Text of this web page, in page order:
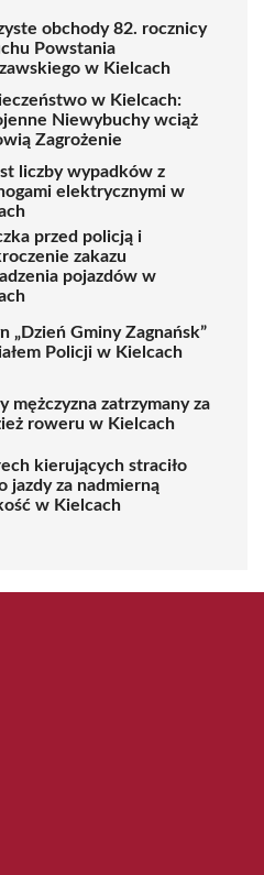
obchody 82. rocznicy
Powstania
w Kielcach
w Kielcach:
Niewybuchy wciąż
Zagrożenie
liczby wypadków z
elektrycznymi w
przed policją i
zakazu
pojazdów w
„Dzień Gminy Zagnańsk”
Policji w Kielcach
mężczyzna zatrzymany za
roweru w Kielcach
kierujących straciło
jazdy za nadmierną
w Kielcach